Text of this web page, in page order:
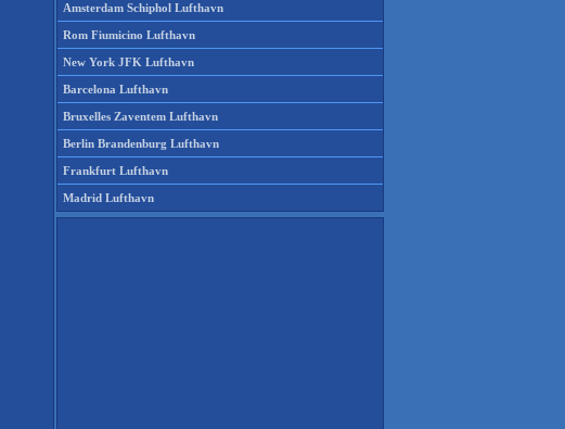
Amsterdam Schiphol Lufthavn
Rom Fiumicino Lufthavn
New York JFK Lufthavn
Barcelona Lufthavn
Bruxelles Zaventem Lufthavn
Berlin Brandenburg Lufthavn
Frankfurt Lufthavn
Madrid Lufthavn